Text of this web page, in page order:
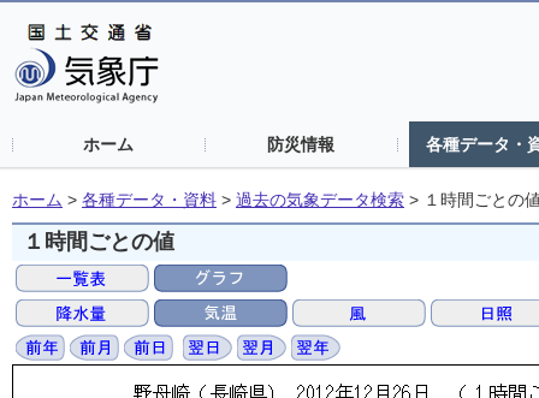
ホーム 防災情報 各種データ・
ホーム > 各種データ・資料 > 過去の気象データ検索 > １時間ごとの
１時間ごとの値